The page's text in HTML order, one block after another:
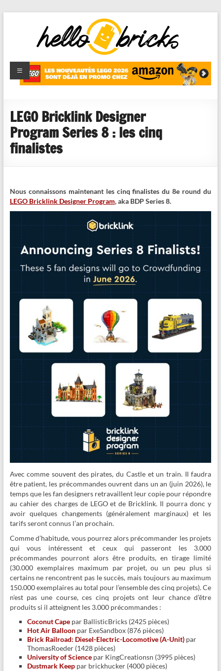
HelloBricks
Blog LEGO,
nouveaut�s
reviews
LEGO Bricklink Designer
Program Series 8 : les cinq
finalistes
Nous connaissons maintenant les cinq finalistes du 8e round du
LEGO Bricklink Designer Program, aka BDP Series 8.
Avec comme souvent des pirates, du Castle et un train. Il faudra
être patient, les précommandes ouvrent dans un an (juin 2026), le
temps que les fan designers retravaillent leur copie pour répondre
au cahier des charges de LEGO et de Bricklink. Il pourra donc y
avoir quelques changements (généralement marginaux) et les
tarifs seront connus l’an prochain.
Comme d’habitude, vous pourrez alors précommander les projets
qui vous intéressent et ceux qui passeront les 3.000
précommandes pourront alors être produits, en tirage limité
(30.000 exemplaires maximum par projet, ou un peu plus si
certains ne rencontrent pas le succès, mais toujours au maximum
150.000 exemplaires au total pour l’ensemble des cinq projets). Ce
n’est pas une course, ces cinq projets ont leur chance d’être
produits si il atteignent les 3.000 précommandes :
Coconut Capepar BallisticBricks (2425 pièces)
Hot Air Balloonpar ExeSandbox (876 pièces)
Brick Railroad: Diesel-Electric-Locomotive (A-Unit)par
ThomasRoeder (1428 pièces)
University of Sciencepar KingCreationsn (3995 pièces)
Dustmark Keeppar brickhucker (4000 pièces)